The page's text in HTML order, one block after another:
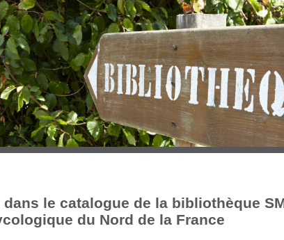
le catalogue de la bibliothèque
du Nord de la France